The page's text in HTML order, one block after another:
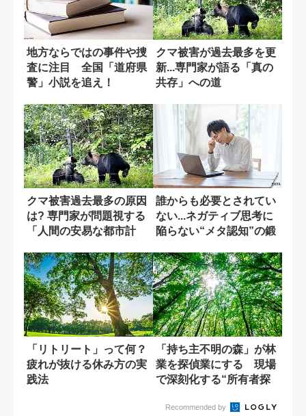
地方ならではの事件や捜
査に注目 全国「道府県
警」小説を追え！
クマ被害が過去最多を更
新...専門家が語る「真の
共存」への道
クマ被害過去最多の原因
は? 専門家が問題視する
「人間の安易な都市計
誰からも必要とされてい
ない...ネガティブ思考に
陥らない“メタ認知”の鍛
「リトリート」って何？
疲れが抜ける休み方の実
践法
「持ち主不明の森」が林
業を探偵業にする 現場
で深刻化する“所有者探
Recommended by